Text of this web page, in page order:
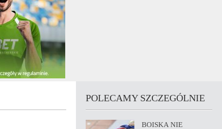
POLECAMY SZCZEGÓLNIE
BOISKA NIE